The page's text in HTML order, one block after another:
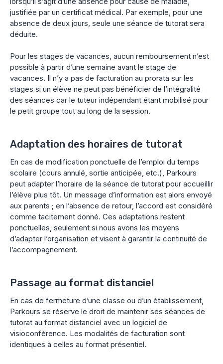
justifiée par un certificat médical. Par exemple, pour une
absence de deux jours, seule une séance de tutorat sera
déduite.
Pour les stages de vacances, aucun remboursement n’est
possible à partir d’une semaine avant le stage de
vacances. Il n’y a pas de facturation au prorata sur les
stages si un élève ne peut pas bénéficier de l’intégralité
des séances car le tuteur indépendant étant mobilisé pour
le petit groupe tout au long de la session.
Adaptation des horaires de tutorat
En cas de modification ponctuelle de l’emploi du temps
scolaire (cours annulé, sortie anticipée, etc.), Parkours
peut adapter l’horaire de la séance de tutorat pour accueillir
l’élève plus tôt. Un message d’information est alors envoyé
aux parents ; en l’absence de retour, l’accord est considéré
comme tacitement donné. Ces adaptations restent
ponctuelles, seulement si nous avons les moyens
d’adapter l’organisation et visent à garantir la continuité de
l’accompagnement.
Passage au format distanciel
En cas de fermeture d’une classe ou d’un établissement,
Parkours se réserve le droit de maintenir ses séances de
tutorat au format distanciel avec un logiciel de
visioconférence. Les modalités de facturation sont
identiques à celles au format présentiel.